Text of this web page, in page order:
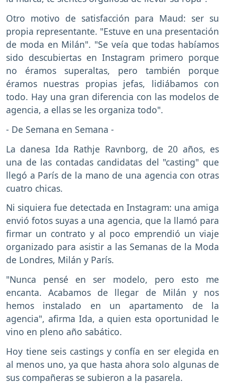
Otro motivo de satisfacción para Maud: ser su
propia representante. "Estuve en una presentación
de moda en Milán". "Se veía que todas habíamos
sido descubiertas en Instagram primero porque
no éramos superaltas, pero también porque
éramos nuestras propias jefas, lidiábamos con
todo. Hay una gran diferencia con las modelos de
agencia, a ellas se les organiza todo".
- De Semana en Semana -
La danesa Ida Rathje Ravnborg, de 20 años, es
una de las contadas candidatas del "casting" que
llegó a París de la mano de una agencia con otras
cuatro chicas.
Ni siquiera fue detectada en Instagram: una amiga
envió fotos suyas a una agencia, que la llamó para
firmar un contrato y al poco emprendió un viaje
organizado para asistir a las Semanas de la Moda
de Londres, Milán y París.
"Nunca pensé en ser modelo, pero esto me
encanta. Acabamos de llegar de Milán y nos
hemos instalado en un apartamento de la
agencia", afirma Ida, a quien esta oportunidad le
vino en pleno año sabático.
Hoy tiene seis castings y confía en ser elegida en
al menos uno, ya que hasta ahora solo algunas de
sus compañeras se subieron a la pasarela.